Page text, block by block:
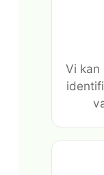
Vi kan